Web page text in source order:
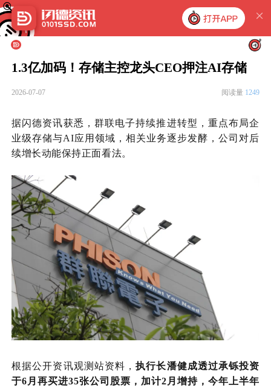
1.3亿加码！存储主控龙头CEO押注AI存储
2026-07-07 阅读量 1249
据闪德资讯获悉，群联电子持续推进转型，重点布局企
业级存储与AI应用领域，相关业务逐步发酵，公司对后
续增长动能保持正面看法。
根据公开资讯观测站资料，执行长潘健成透过承铄投资
于6月再买进35张公司股票，加计2月增持，今年上半年